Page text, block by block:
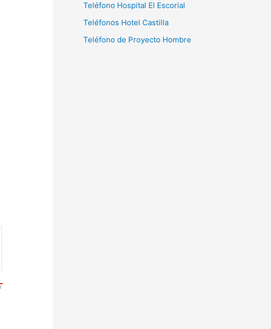
Teléfono Hospital El Escorial
Teléfonos Hotel Castilla
Teléfono de Proyecto Hombre